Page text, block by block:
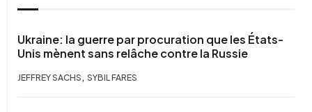
Ukraine: la guerre par procuration que les États-
Unis mènent sans relâche contre la Russie
JEFFREY SACHS , SYBIL FARES